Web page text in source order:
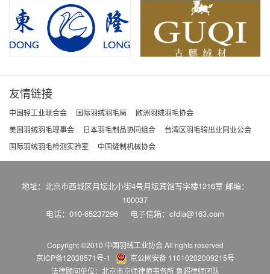
友情链接
中国轻工业联合会 国际羽绒羽毛局
欧洲羽绒羽毛协会
美国羽绒羽毛理事会
日本羽毛制品协同组合
台湾区羽毛输出业同业公会
国际羽绒羽毛检测实验室
中国缝制机械协会
地址：北京市西城区月坛北小街4号月坛宾馆写字楼1216室 邮编：
100037
电话：010-65237296
电子信箱：cfdia@163.com
Copyright ©2010 中国羽绒工业协会All rights reserved
京ICP备12038571号-1
京公网安备 11010202009215号
法律顾问单位：北京市京师律师事务所 鲁超律师团队